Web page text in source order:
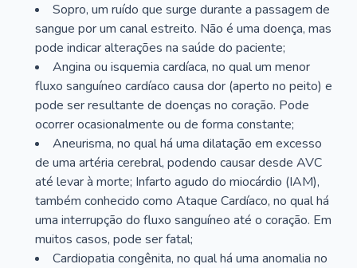
Sopro, um ruído que surge durante a passagem de
sangue por um canal estreito. Não é uma doença, mas
pode indicar alterações na saúde do paciente;
Angina ou isquemia cardíaca, no qual um menor
fluxo sanguíneo cardíaco causa dor (aperto no peito) e
pode ser resultante de doenças no coração. Pode
ocorrer ocasionalmente ou de forma constante;
Aneurisma, no qual há uma dilatação em excesso
de uma artéria cerebral, podendo causar desde AVC
até levar à morte; Infarto agudo do miocárdio (IAM),
também conhecido como Ataque Cardíaco, no qual há
uma interrupção do fluxo sanguíneo até o coração. Em
muitos casos, pode ser fatal;
Cardiopatia congênita, no qual há uma anomalia no